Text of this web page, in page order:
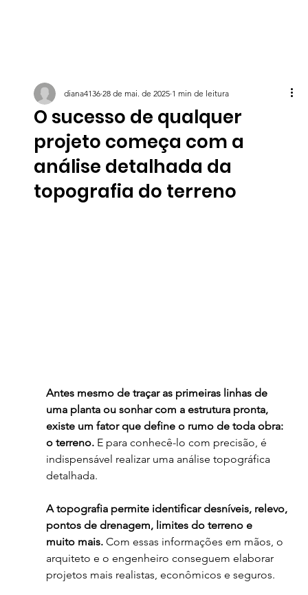
O sucesso de qualquer
projeto começa com a
análise detalhada da
topografia do terreno
diana4136 28 de mai. de 2025 1 min de leitura
Antes mesmo de traçar as primeiras linhas de
uma planta ou sonhar com a estrutura pronta,
existe um fator que define o rumo de toda obra:
o terreno. E para conhecê-lo com precisão, é
indispensável realizar uma análise topográfica
detalhada.
A topografia permite identificar desníveis, relevo,
pontos de drenagem, limites do terreno e
muito mais. Com essas informações em mãos, o
arquiteto e o engenheiro conseguem elaborar
projetos mais realistas, econômicos e seguros.